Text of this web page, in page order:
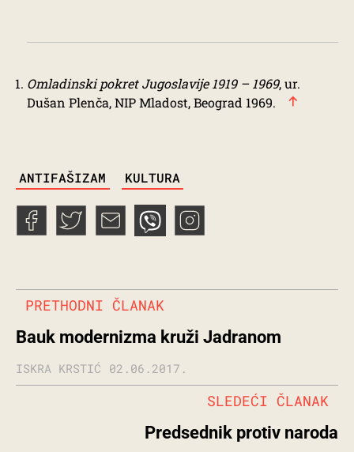
Omladinski pokret Jugoslavije 1919 – 1969, ur.
Dušan Plenča, NIP Mladost, Beograd 1969.
ANTIFAŠIZAM KULTURA
PRETHODNI ČLANAK
Bauk modernizma kruži Jadranom
ISKRA KRSTIĆ 02.06.2017.
Predsednik protiv naroda
SLEDEĆI ČLANAK